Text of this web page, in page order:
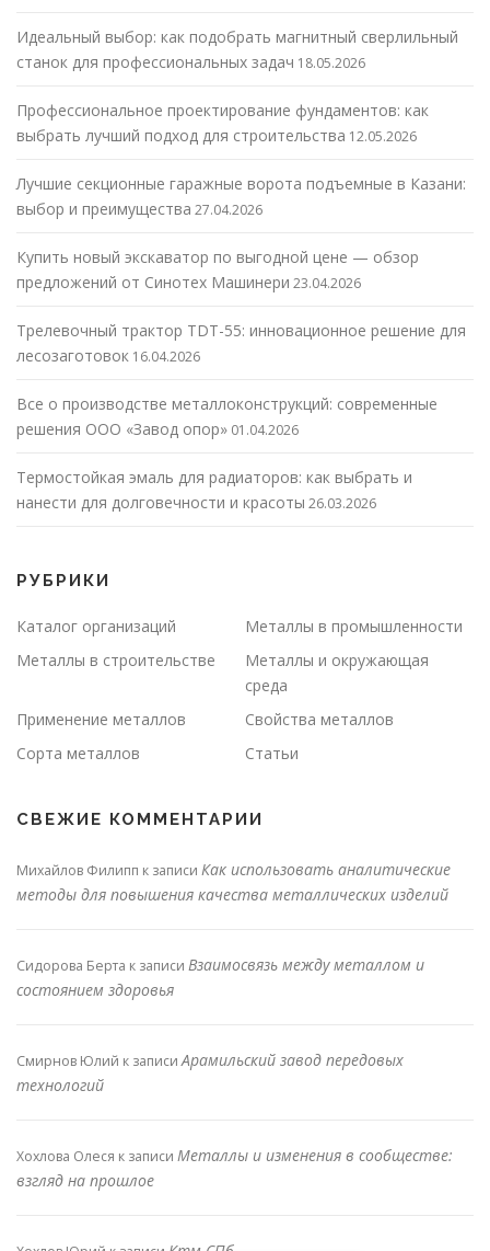
Идеальный выбор: как подобрать магнитный сверлильный
станок для профессиональных задач 18.05.2026
Профессиональное проектирование фундаментов: как
выбрать лучший подход для строительства 12.05.2026
Лучшие секционные гаражные ворота подъемные в Казани:
выбор и преимущества 27.04.2026
Купить новый экскаватор по выгодной цене — обзор
предложений от Синотех Машинери 23.04.2026
Трелевочный трактор TDT-55: инновационное решение для
лесозаготовок 16.04.2026
Все о производстве металлоконструкций: современные
решения ООО «Завод опор» 01.04.2026
Термостойкая эмаль для радиаторов: как выбрать и
нанести для долговечности и красоты 26.03.2026
РУБРИКИ
Каталог организаций
Металлы в промышленности
Металлы в строительстве
Металлы и окружающая
среда
Применение металлов
Свойства металлов
Сорта металлов
Статьи
СВЕЖИЕ КОММЕНТАРИИ
Михайлов Филипп к записи Как использовать аналитические
методы для повышения качества металлических изделий
Сидорова Берта к записи Взаимосвязь между металлом и
состоянием здоровья
Смирнов Юлий к записиАрамильский завод передовых
технологий
Хохлова Олеся к записи Металлы и изменения в сообществе:
взгляд на прошлое